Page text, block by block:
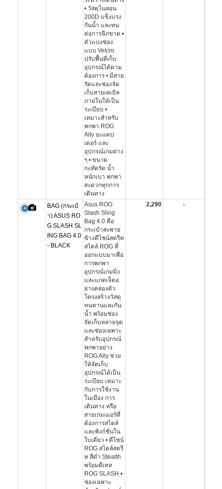
• วัสดุไนลอน
200D แข็งแรง
กันน้ำ และทน
ต่อการฉีกขาด •
ตัวแบ่งช่อง
แบบ Velcro
ปรับพื้นที่เก็บ
อุปกรณ์ได้ตาม
ต้องการ • มีสาย
รัดและช่องจัด
เก็บสายเคเบิล
ภายในให้เป็น
ระเบียบ •
เหมาะสำหรับ
พกพา ROG
Ally อะแดป
เตอร์ และ
อุปกรณ์เกมต่าง
ๆ • ขนาด
กะทัดรัด น้ำ
หนักเบา พกพา
สะดวกทุกการ
เดินทาง
BAG (กระเป๋
า) ASUS RO
G SLASH SL
ING BAG 4.0
- BLACK
Asus ROG
Slash Sling
Bag 4.0 คือ
กระเป๋าสะพาย
ข้างดีไซน์สตรีท
สไตล์ ROG ที่
ออกแบบมาเพื่อ
การพกพา
อุปกรณ์เกมมิ่ง
และแกดเจ็ตอ
ย่างคล่องตัว
โครงสร้างวัสดุ
ทนทานและกัน
น้ำ พร้อมช่อง
จัดเก็บหลายจุด
และช่องเฉพาะ
สำหรับอุปกรณ์
พกพาอย่าง
ROG Ally ช่วย
ให้จัดเก็บ
อุปกรณ์ได้เป็น
ระเบียบ เหมาะ
กับการใช้งาน
ในเมือง การ
เดินทาง หรือ
สายเกมเมอร์ที่
ต้องการสไตล์
และฟังก์ชั่นใน
ใบเดียว • ดีไซน์
ROG สไตล์สตรี
ท สีดำ Stealth
พร้อมดีเทล
ROG SLASH •
ช่องเฉพาะ
2,290 -